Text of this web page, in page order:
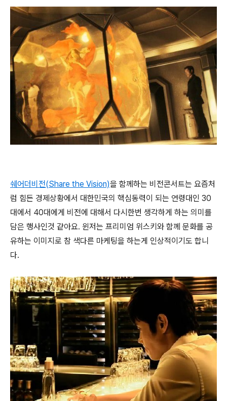
쉐어더비전(Share the Vision)을 함께하는 비전콘서트는 요즘처
럼 힘든 경제상황에서 대한민국의 핵심동력이 되는 연령대인 30
대에서 40대에게 비전에 대해서 다시한번 생각하게 하는 의미를
담은 행사인것 같아요. 윈저는 프리미엄 위스키와 함께 문화를 공
유하는 이미지로 참 색다른 마케팅을 하는게 인상적이기도 합니
다.